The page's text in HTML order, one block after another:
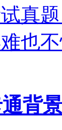
真
也
背